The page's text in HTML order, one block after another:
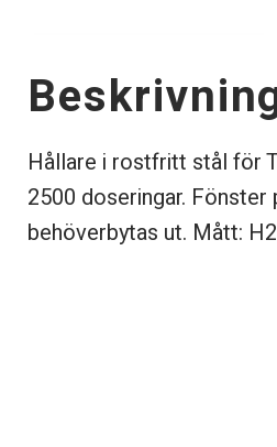
Hållare i rostfritt stål för
2500 doseringar.
behöverbytas ut. Mått: